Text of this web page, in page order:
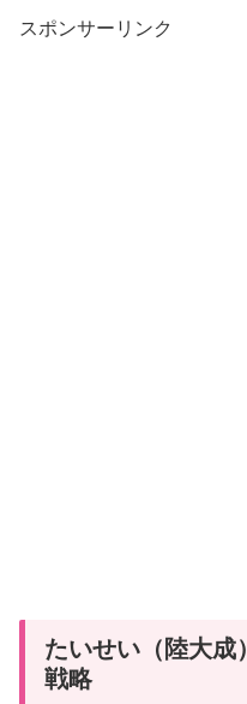
スポンサーリンク
たいせい（陸大成
戦略